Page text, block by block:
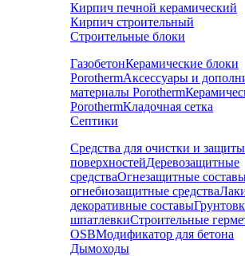
Кирпич печной керамический
Кирпич строительный
Строительные блоки
ГазобетонКерамические блоки
PorothermАксессуары и
материалы Porotherm
PorothermКладочная сетка
Септики
Средства для очистки и
поверхностейДеревозащитные
средстваОгнезащитные
огнебиозащитные средства
декоративные составы
шпатлевкиСтроительные
OSBМодификатор для бетона
Дымоходы